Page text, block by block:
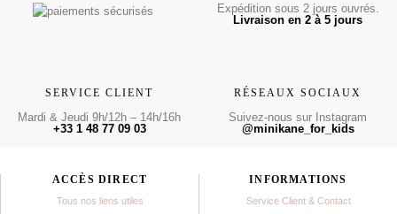
Expédition sous 2 jours ouvrés.
Livraison en 2 à 5 jours
SERVICE CLIENT
Mardi & Jeudi 9h/12h – 14h/16h
+33 1 48 77 09 03
RÉSEAUX SOCIAUX
Suivez-nous sur Instagram
@minikane_for_kids
ACCÈS DIRECT
Tous nos liens utiles
INFORMATIONS
Service Client & Contact